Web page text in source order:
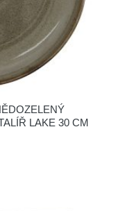
LAKE 30 CM